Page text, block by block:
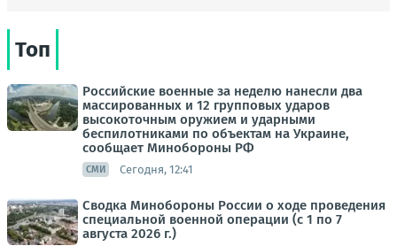
Топ
Российские военные за неделю нанесли два
массированных и 12 групповых ударов
высокоточным оружием и ударными
беспилотниками по объектам на Украине,
сообщает Минобороны РФ
СМИ Сегодня, 12:41
Сводка Минобороны России о ходе проведения
специальной военной операции (с 1 по 7
августа 2026 г.)